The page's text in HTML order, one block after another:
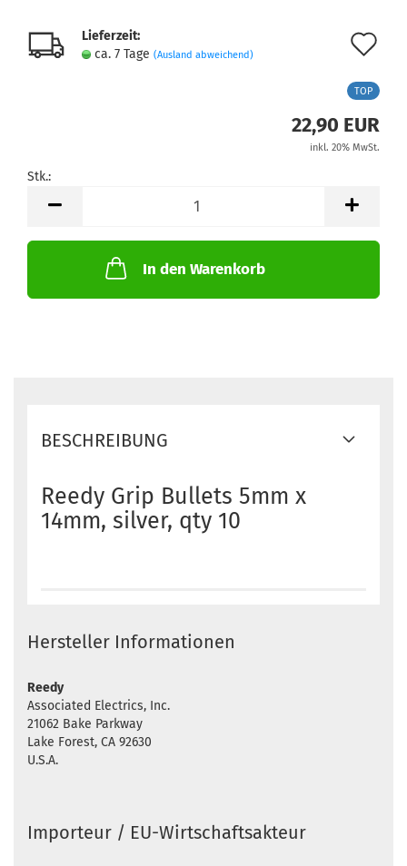
Lieferzeit:
ca. 7 Tage (Ausland abweichend)
TOP
22,90 EUR
inkl. 20% MwSt.
Stk.:
In den Warenkorb
BESCHREIBUNG
Reedy Grip Bullets 5mm x
14mm, silver, qty 10
Hersteller Informationen
Reedy
Associated Electrics, Inc.
21062 Bake Parkway
Lake Forest, CA 92630
U.S.A.
Importeur / EU-Wirtschaftsakteur